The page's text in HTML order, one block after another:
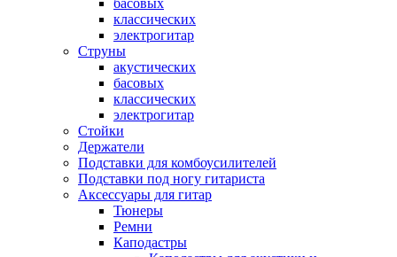
басовых
классических
электрогитар
Струны
акустических
басовых
классических
электрогитар
Стойки
Держатели
Подставки для комбоусилителей
Подставки под ногу гитариста
Аксессуары для гитар
Тюнеры
Ремни
Каподастры